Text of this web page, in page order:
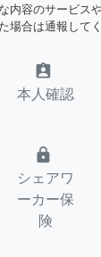
内容のサービス
場合は通報してく
assignment_ind
本人確認
lock
シェアワ
ーカー保
険